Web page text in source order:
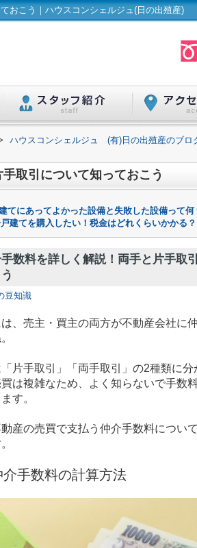
おこう｜ハウスコンシェルジュ(日の出殖産)
ハウスコンシェルジュ (有)日の出殖産のブロ
取引について知っておこう
てにあってよかった設備と失敗した設備って何
建てを購入したい！税金はどれくらいかかる
数料を詳しく解説！両手と片手取
豆知識
、売主・買主の両方が不動産会社に
片手取引」「両手取引」の2種類に分
は複雑なため、よく知らないで手数
す。
産の売買で支払う仲介手数料につい
手数料の計算方法